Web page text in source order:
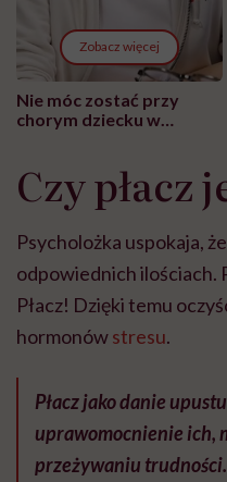
Zobacz więcej
Nie móc zostać przy
chorym dziecku w
może chyba tylko
głupota i brak
wyobraźni"
Czy płacz
Psycholożka uspokaja,
odpowiednich ilościach.
Płacz! Dzięki temu
hormonówstresu.
Płacz jako danie
uprawomocnienie ich,
przeżywaniu trudności.